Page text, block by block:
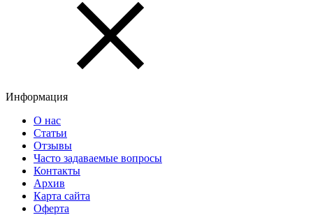
Информация
О нас
Статьи
Отзывы
Часто задаваемые вопросы
Контакты
Архив
Карта сайта
Оферта